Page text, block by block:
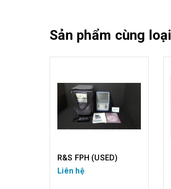
Sản phẩm cùng loại
R&S FPH (USED)
Liên hệ